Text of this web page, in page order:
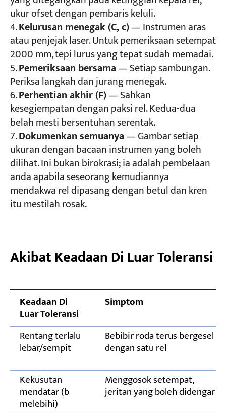
ukur ofset dengan pembaris keluli.
Kelurusan menegak (C, c)— Instrumen aras
atau penjejak laser. Untuk pemeriksaan setempat
2000 mm, tepi lurus yang tepat sudah memadai.
Pemeriksaan bersama— Setiap sambungan.
Periksa langkah dan jurang menegak.
Perhentian akhir (F)— Sahkan
kesegiempatan dengan paksi rel. Kedua-dua
belah mesti bersentuhan serentak.
Dokumenkan semuanya— Gambar setiap
ukuran dengan bacaan instrumen yang boleh
dilihat. Ini bukan birokrasi; ia adalah pembelaan
anda apabila seseorang kemudiannya
mendakwa rel dipasang dengan betul dan kren
itu mestilah rosak.
Akibat Keadaan Di Luar Toleransi
Keadaan Di
Luar Toleransi
Simptom
Rentang terlalu
lebar/sempit
Bebibir roda terus bergesel
dengan satu rel
Kekusutan
mendatar (b
melebihi)
Menggosok setempat,
jeritan yang boleh didengar